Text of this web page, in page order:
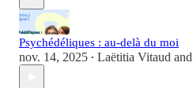
Psychédéliques : au-delà du moi
nov. 14, 2025 • Laëtitia Vitaud and